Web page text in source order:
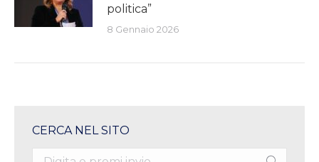
politica”
8 Gennaio 2026
CERCA NEL SITO
Search: